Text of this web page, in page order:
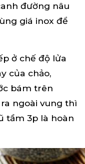
đường nâu
giá inox để
ở chế độ lửa
của chảo,
bám trên
ngoài vung thì
tầm 3p là hoàn